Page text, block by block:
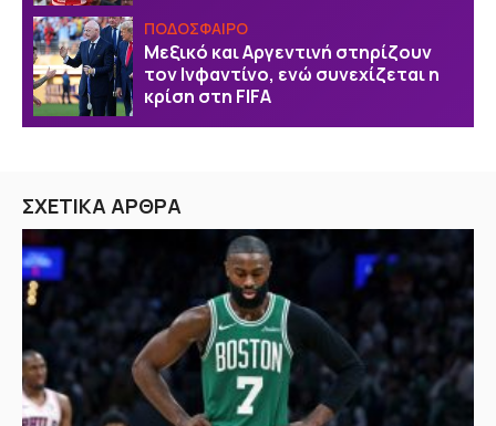
ΠΟΔΟΣΦΑΙΡΟ
Μεξικό και Αργεντινή στηρίζουν
τον Ινφαντίνο, ενώ συνεχίζεται η
κρίση στη FIFA
ΣΧΕΤΙΚΑ ΑΡΘΡΑ